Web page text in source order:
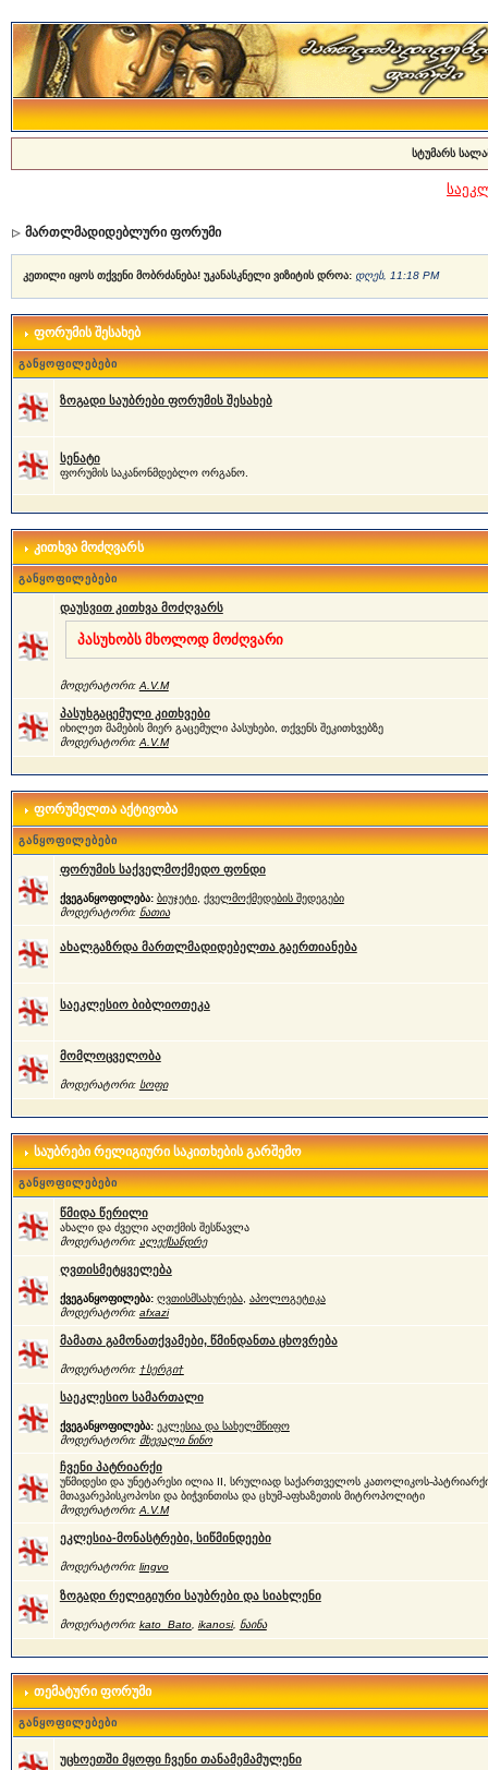
სტუმარს
მართლმადიდებლური ფორუმი
კეთილი იყოს თქვენი მობრძანება! უკანასკნელი ვიზიტის დროა: დღეს, 11:18 PM
ფორუმის შესახებ
განყოფილებები
ზოგადი საუბრები ფორუმის შესახებ
სენატი
ფორუმის საკანონმდებლო ორგანო.
კითხვა მოძღვარს
განყოფილებები
დაუსვით კითხვა მოძღვარს
პასუხობს მხოლოდ მოძღვარი
მოდერატორი: A.V.M
პასუხგაცემული კითხვები
იხილეთ მამების მიერ გაცემული პასუხები, თქვენს შეკითხვებზე
მოდერატორი: A.V.M
ფორუმელთა აქტივობა
განყოფილებები
ფორუმის საქველმოქმედო ფონდი
ქვეგანყოფილება: ბიუჯეტი, ქველმოქმედების შედეგები
მოდერატორი: ნათია
ახალგაზრდა მართლმადიდებელთა გაერთიანება
საეკლესიო ბიბლიოთეკა
მომლოცველობა
მოდერატორი: სოფი
საუბრები რელიგიური საკითხების გარშემო
განყოფილებები
წმიდა წერილი
ახალი და ძველი აღთქმის შესწავლა
მოდერატორი: ალექსანდრე
ღვთისმეტყველება
ქვეგანყოფილება: ღვთისმსახურება, აპოლოგეტიკა
მოდერატორი: afxazi
მამათა გამონათქვამები, წმინდანთა ცხოვრება
მოდერატორი: †სერგი†
საეკლესიო სამართალი
ქვეგანყოფილება: ეკლესია და სახელმწიფო
მოდერატორი: მხევალი ნინო
ჩვენი პატრიარქი
უწმიდესი და უნეტარესი ილია II, სრულიად საქართველოს კათოლიკოს-
მთავარეპისკოპოსი და ბიჭვინთისა და ცხუმ-აფხაზეთის მიტროპოლიტი
მოდერატორი: A.V.M
ეკლესია-მონასტრები, სიწმინდეები
მოდერატორი: lingvo
ზოგადი რელიგიური საუბრები და სიახლენი
მოდერატორი: kato_Bato, ikanosi, ნაინა
თემატური ფორუმი
განყოფილებები
უცხოეთში მყოფი ჩვენი თანამემამულენი